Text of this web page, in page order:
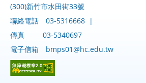
(300)新竹市水田街33號
聯絡電話
03-5316668 |
傳真
03-5340697
電子信箱
bmps01@hc.edu.tw